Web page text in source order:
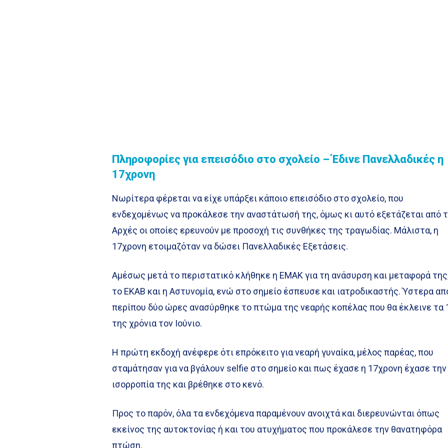
Πληροφορίες για επεισόδιο στο σχολείο – Έδινε Πανελλαδικές η
17χρονη
Νωρίτερα φέρεται να είχε υπάρξει κάποιο επεισόδιο στο σχολείο, που
ενδεχομένως να προκάλεσε την αναστάτωσή της, όμως κι αυτό εξετάζεται από
Αρχές οι οποίες ερευνούν με προσοχή τις συνθήκες της τραγωδίας. Μάλιστα, η
17χρονη ετοιμαζόταν να δώσει Πανελλαδικές Εξετάσεις.
Αμέσως μετά το περιστατικό κλήθηκε η ΕΜΑΚ για τη ανάσυρση και μεταφορά
το ΕΚΑΒ και η Αστυνομία, ενώ στο σημείο έσπευσε και ιατροδικαστής. Ύστερα
περίπου δύο ώρες ανασύρθηκε το πτώμα της νεαρής κοπέλας που θα έκλεινε τα
της χρόνια τον Ιούνιο.
Η πρώτη εκδοχή ανέφερε ότι επρόκειτο για νεαρή γυναίκα, μέλος παρέας, που
σταμάτησαν για να βγάλουν selfie στο σημείο και πως έχασε η 17χρονη έχασε την
ισορροπία της και βρέθηκε στο κενό.
Προς το παρόν, όλα τα ενδεχόμενα παραμένουν ανοιχτά και διερευνώνται όπως
εκείνος της αυτοκτονίας ή και του ατυχήματος που προκάλεσε την θανατηφόρα
πτώση.